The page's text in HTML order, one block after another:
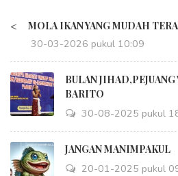
< MOLA IKAN YANG MUDAH
30-03-2026 pukul 10:09
BULAN
BARITO
30-08-2025 pukul
JANGAN MANIMPAKUL
20-01-2025 pukul